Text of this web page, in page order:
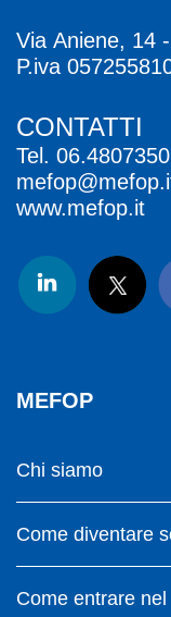
Via Aniene, 14
P.iva
CONTATTI
Tel.
www.mefop.it
MEFOP
Chi siamo
Come diventare
Come entrare